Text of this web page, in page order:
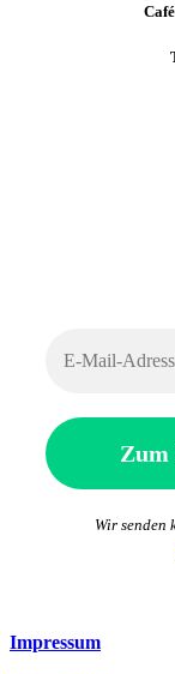
Wir senden
Impressum